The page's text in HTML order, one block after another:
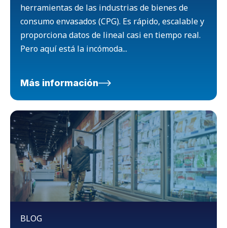
herramientas de las industrias de bienes de
consumo envasados (CPG). Es rápido, escalable y
proporciona datos de lineal casi en tiempo real.
Pero aquí está la incómoda...
Más información
BLOG